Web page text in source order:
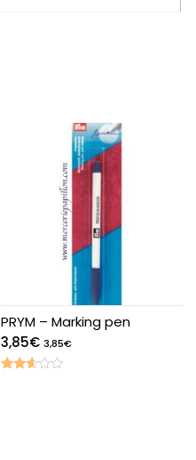
PRYM – Marking pen
3,85€ 3,85€